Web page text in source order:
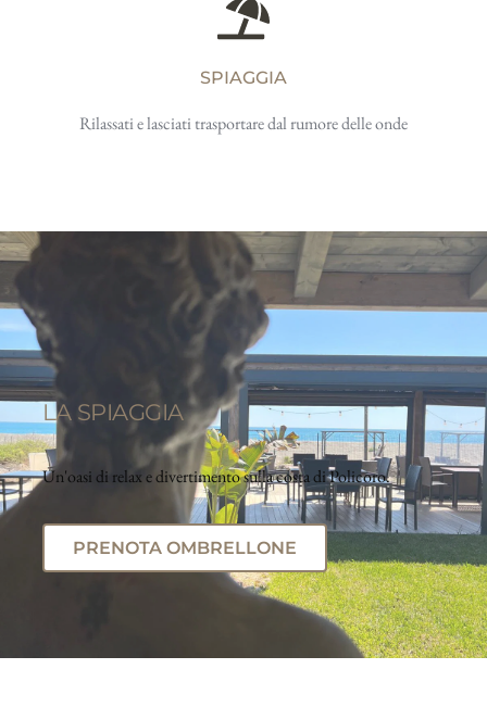
SPIAGGIA
Rilassati e lasciati trasportare dal rumore delle onde
LA SPIAGGIA
Un'oasi di relax e divertimento sulla costa di Policoro.
PRENOTA OMBRELLONE